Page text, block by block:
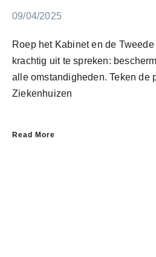
09/04/2025
Roep het Kabinet en de
krachtig uit te spreken:
alle omstandigheden. Teken de
Ziekenhuizen
Read More